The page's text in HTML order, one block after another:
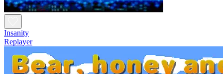
Insanity
Replayer